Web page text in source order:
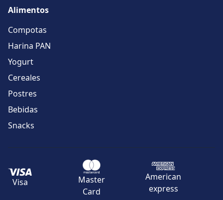
Alimentos
Compotas
Harina PAN
Yogurt
Cereales
Postres
Bebidas
Snacks
Visa
Master
Card
American
express